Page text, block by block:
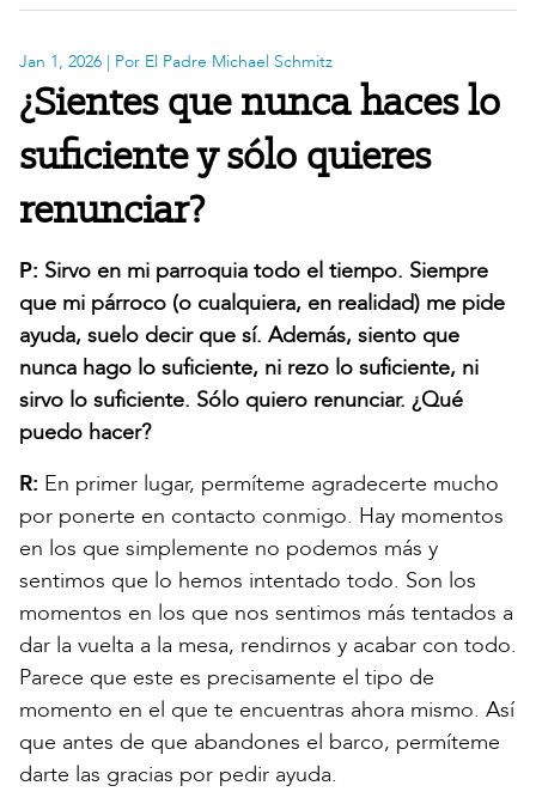
Jan 1, 2026 | Por El Padre Michael Schmitz
¿Sientes que nunca haces lo
suficiente y sólo quieres
renunciar?
P: Sirvo en mi parroquia todo el tiempo. Siempre
que mi párroco (o cualquiera, en realidad) me pide
ayuda, suelo decir que sí. Además, siento que
nunca hago lo suficiente, ni rezo lo suficiente, ni
sirvo lo suficiente. Sólo quiero renunciar. ¿Qué
puedo hacer?
R: En primer lugar, permíteme agradecerte mucho
por ponerte en contacto conmigo. Hay momentos
en los que simplemente no podemos más y
sentimos que lo hemos intentado todo. Son los
momentos en los que nos sentimos más tentados a
dar la vuelta a la mesa, rendirnos y acabar con todo.
Parece que este es precisamente el tipo de
momento en el que te encuentras ahora mismo. Así
que antes de que abandones el barco, permíteme
darte las gracias por pedir ayuda.